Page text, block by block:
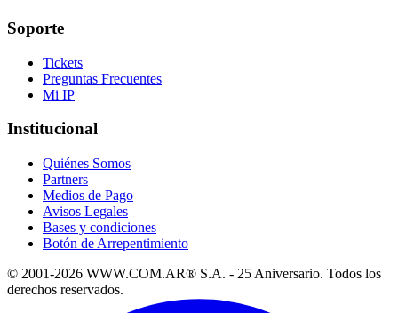
Soporte
Tickets
Preguntas Frecuentes
Mi IP
Institucional
Quiénes Somos
Partners
Medios de Pago
Avisos Legales
Bases y condiciones
Botón de Arrepentimiento
© 2001-2026 WWW.COM.AR® S.A. - 25 Aniversario. Todos los
derechos reservados.